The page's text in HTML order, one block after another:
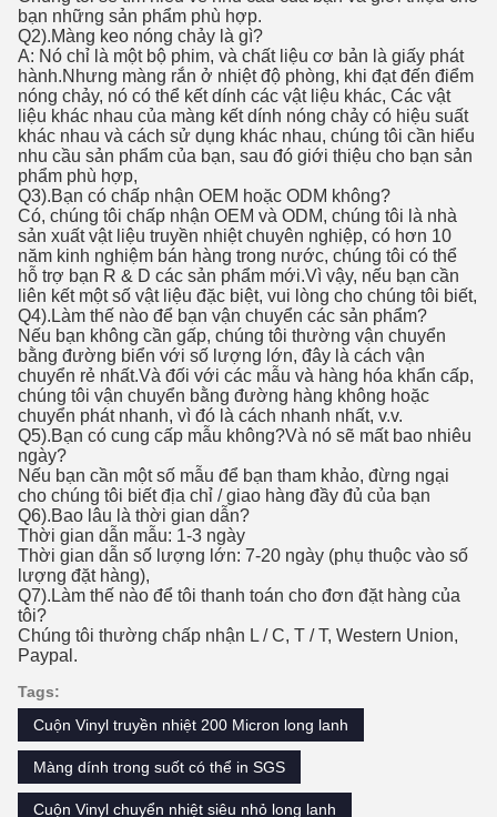
bạn những sản phẩm phù hợp.
Q2).Màng keo nóng chảy là gì?
A: Nó chỉ là một bộ phim, và chất liệu cơ bản là giấy phát
hành.Nhưng màng rắn ở nhiệt độ phòng, khi đạt đến điểm
nóng chảy, nó có thể kết dính các vật liệu khác, Các vật
liệu khác nhau của màng kết dính nóng chảy có hiệu suất
khác nhau và cách sử dụng khác nhau, chúng tôi cần hiểu
nhu cầu sản phẩm của bạn, sau đó giới thiệu cho bạn sản
phẩm phù hợp,
Q3).Bạn có chấp nhận OEM hoặc ODM không?
Có, chúng tôi chấp nhận OEM và ODM, chúng tôi là nhà
sản xuất vật liệu truyền nhiệt chuyên nghiệp, có hơn 10
năm kinh nghiệm bán hàng trong nước, chúng tôi có thể
hỗ trợ bạn R & D các sản phẩm mới.Vì vậy, nếu bạn cần
liên kết một số vật liệu đặc biệt, vui lòng cho chúng tôi biết,
Q4).Làm thế nào để bạn vận chuyển các sản phẩm?
Nếu bạn không cần gấp, chúng tôi thường vận chuyển
bằng đường biển với số lượng lớn, đây là cách vận
chuyển rẻ nhất.Và đối với các mẫu và hàng hóa khẩn cấp,
chúng tôi vận chuyển bằng đường hàng không hoặc
chuyển phát nhanh, vì đó là cách nhanh nhất, v.v.
Q5).Bạn có cung cấp mẫu không?Và nó sẽ mất bao nhiêu
ngày?
Nếu bạn cần một số mẫu để bạn tham khảo, đừng ngại
cho chúng tôi biết địa chỉ / giao hàng đầy đủ của bạn
Q6).Bao lâu là thời gian dẫn?
Thời gian dẫn mẫu: 1-3 ngày
Thời gian dẫn số lượng lớn: 7-20 ngày (phụ thuộc vào số
lượng đặt hàng),
Q7).Làm thế nào để tôi thanh toán cho đơn đặt hàng của
tôi?
Chúng tôi thường chấp nhận L / C, T / T, Western Union,
Paypal.
Tags:
Cuộn Vinyl truyền nhiệt 200 Micron long lanh
Màng dính trong suốt có thể in SGS
Cuộn Vinyl chuyển nhiệt siêu nhỏ long lanh